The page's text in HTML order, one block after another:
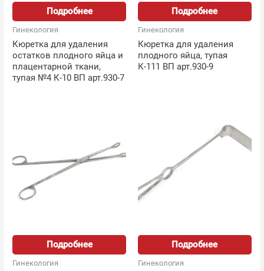
Подробнее
Гинекология
Кюретка для удаления
остатков плодного яйца и
плацентарной ткани,
тупая №4 К-10 ВП арт.930-7
Подробнее
Гинекология
Кюретка для удаления
плодного яйца, тупая
К-111 ВП арт.930-9
Подробнее
Гинекология
Подробнее
Гинекология